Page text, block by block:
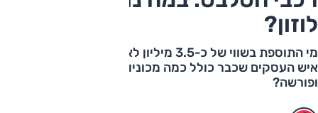
לוזון?
מי התוספת בשווי של כ-3.5 מיליון לאוסף הצפוף והחלומי של
איש העסקים שכבר כולל כמה מכוניות פרארי, למבורגיני
ופורשה?